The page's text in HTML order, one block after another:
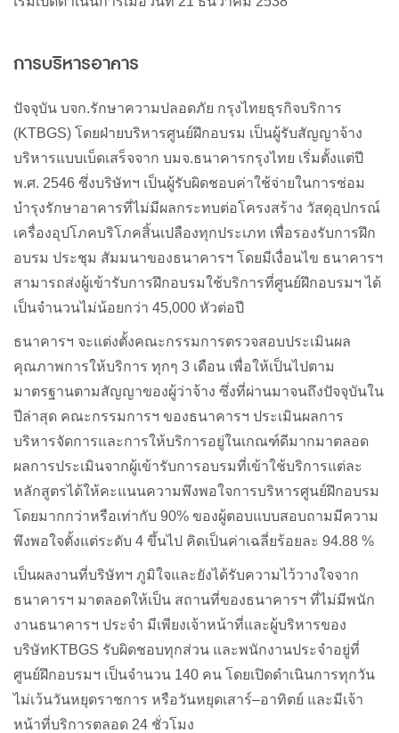
การบริหารอาคาร
ปัจจุบัน บจก.รักษาความปลอดภัย กรุงไทยธุรกิจบริการ
(KTBGS) โดยฝ่ายบริหารศูนย์ฝึกอบรม เป็นผู้รับสัญญาจ้าง
บริหารแบบเบ็ดเสร็จจาก บมจ.ธนาคารกรุงไทย เริ่มตั้งแต่ปี
พ.ศ. 2546 ซึ่งบริษัทฯ เป็นผู้รับผิดชอบค่าใช้จ่ายในการซ่อม
บำรุงรักษาอาคารที่ไม่มีผลกระทบต่อโครงสร้าง วัสดุอุปกรณ์
เครื่องอุปโภคบริโภคสิ้นเปลืองทุกประเภท เพื่อรองรับการฝึก
อบรม ประชุม สัมมนาของธนาคารฯ โดยมีเงื่อนไข ธนาคารฯ
สามารถส่งผู้เข้ารับการฝึกอบรมใช้บริการที่ศูนย์ฝึกอบรมฯ ได้
เป็นจำนวนไม่น้อยกว่า 45,000 หัวต่อปี
ธนาคารฯ จะแต่งตั้งคณะกรรมการตรวจสอบประเมินผล
คุณภาพการให้บริการ ทุกๆ 3 เดือน เพื่อให้เป็นไปตาม
มาตรฐานตามสัญญาของผู้ว่าจ้าง ซึ่งที่ผ่านมาจนถึงปัจจุบันใน
ปีล่าสุด คณะกรรมการฯ ของธนาคารฯ ประเมินผลการ
บริหารจัดการและการให้บริการอยู่ในเกณฑ์ดีมากมาตลอด
ผลการประเมินจากผู้เข้ารับการอบรมที่เข้าใช้บริการแต่ละ
หลักสูตรได้ให้คะแนนความพึงพอใจการบริหารศูนย์ฝึกอบรม
โดยมากกว่าหรือเท่ากับ 90% ของผู้ตอบแบบสอบถามมีความ
พึงพอใจตั้งแต่ระดับ 4 ขึ้นไป คิดเป็นค่าเฉลี่ยร้อยละ 94.88 %
เป็นผลงานที่บริษัทฯ ภูมิใจและยังได้รับความไว้วางใจจาก
ธนาคารฯ มาตลอดให้เป็น สถานที่ของธนาคารฯ ที่ไม่มีพนัก
งานธนาคารฯ ประจำ มีเพียงเจ้าหน้าที่และผู้บริหารของ
บริษัทKTBGS รับผิดชอบทุกส่วน และพนักงานประจำอยู่ที่
ศูนย์ฝึกอบรมฯ เป็นจำนวน 140 คน โดยเปิดดำเนินการทุกวัน
ไม่เว้นวันหยุดราชการ หรือวันหยุดเสาร์–อาทิตย์ และมีเจ้า
หน้าที่บริการตลอด 24 ชั่วโมง